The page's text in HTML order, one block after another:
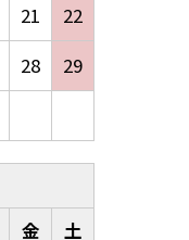
21
22
28
29
金
土